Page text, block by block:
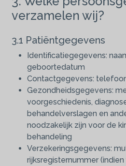
verzamelen wij?
3.1 Patiëntgegevens
Identificatiegegevens:
geboortedatum
Contactgegevens:
Gezondheidsgegevens:
voorgeschiedenis,
behandelverslagen en
noodzakelijk zijn voor de
behandeling
Verzekeringsgegevens:
rijksregisternummer